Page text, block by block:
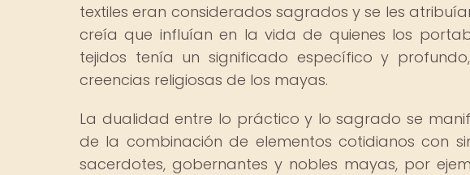
textiles eran considerados sagrados y se les
creía que influían en la vida de quienes los
tejidos tenía un significado específico y
creencias religiosas de los mayas.
La dualidad entre lo práctico y lo sagrado se
de la combinación de elementos cotidianos con
sacerdotes, gobernantes y nobles mayas, por